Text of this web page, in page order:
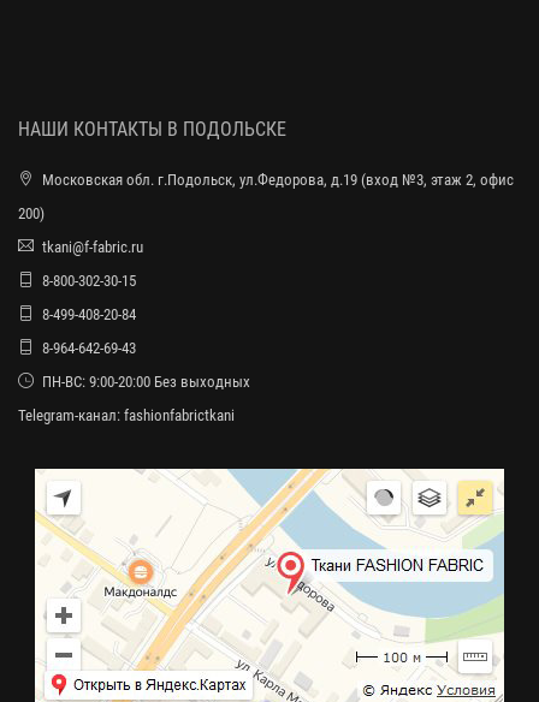
НАШИ КОНТАКТЫ В ПОДОЛЬСКЕ
Московская обл. г.Подольск, ул.Федорова, д.19 (вход №3, этаж 2, офис
200)
tkani@f-fabric.ru
8-800-302-30-15
8-499-408-20-84
8-964-642-69-43
ПН-ВС: 9:00-20:00 Без выходных
Telegram-канал: fashionfabrictkani